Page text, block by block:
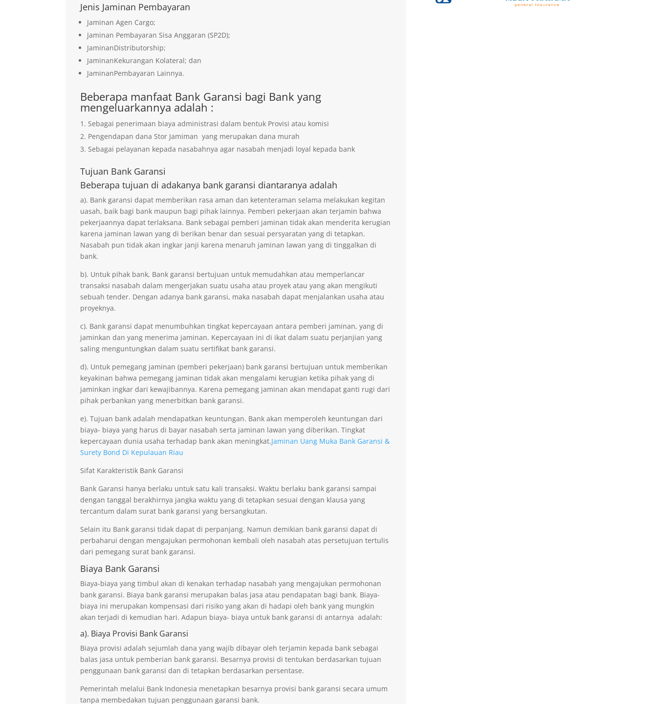
Jenis Jaminan Pembayaran
Jaminan Agen Cargo;
Jaminan Pembayaran Sisa Anggaran (SP2D);
JaminanDistributorship;
JaminanKekurangan Kolateral; dan
JaminanPembayaran Lainnya.
Beberapa manfaat Bank Garansi bagi Bank yang
mengeluarkannya adalah :
Sebagai penerimaan biaya administrasi dalam bentuk Provisi atau komisi
Pengendapan dana Stor Jamiman yang merupakan dana murah
Sebagai pelayanan kepada nasabahnya agar nasabah menjadi loyal kepada bank
Tujuan Bank Garansi
Beberapa tujuan di adakanya bank garansi diantaranya adalah
a). Bank garansi dapat memberikan rasa aman dan ketenteraman selama melakukan kegitan
uasah, baik bagi bank maupun bagi pihak lainnya. Pemberi pekerjaan akan terjamin bahwa
pekerjaannya dapat terlaksana. Bank sebagai pemberi jaminan tidak akan menderita kerugian
karena jaminan lawan yang di berikan benar dan sesuai persyaratan yang di tetapkan.
Nasabah pun tidak akan ingkar janji karena menaruh jaminan lawan yang di tinggalkan di
bank.
b). Untuk pihak bank, Bank garansi bertujuan untuk memudahkan atau memperlancar
transaksi nasabah dalam mengerjakan suatu usaha atau proyek atau yang akan mengikuti
sebuah tender. Dengan adanya bank garansi, maka nasabah dapat menjalankan usaha atau
proyeknya.
c). Bank garansi dapat menumbuhkan tingkat kepercayaan antara pemberi jaminan, yang di
jaminkan dan yang menerima jaminan. Kepercayaan ini di ikat dalam suatu perjanjian yang
saling menguntungkan dalam suatu sertifikat bank garansi.
d). Untuk pemegang jaminan (pemberi pekerjaan) bank garansi bertujuan untuk memberikan
keyakinan bahwa pemegang jaminan tidak akan mengalami kerugian ketika pihak yang di
jaminkan ingkar dari kewajibannya. Karena pemegang jaminan akan mendapat ganti rugi dari
pihak perbankan yang menerbitkan bank garansi.
e). Tujuan bank adalah mendapatkan keuntungan. Bank akan memperoleh keuntungan dari
biaya- biaya yang harus di bayar nasabah serta jaminan lawan yang diberikan. Tingkat
kepercayaan dunia usaha terhadap bank akan meningkat.Jaminan Uang Muka Bank Garansi &
Surety Bond Di Kepulauan Riau
Sifat Karakteristik Bank Garansi
Bank Garansi hanya berlaku untuk satu kali transaksi. Waktu berlaku bank garansi sampai
dengan tanggal berakhirnya jangka waktu yang di tetapkan sesuai dengan klausa yang
tercantum dalam surat bank garansi yang bersangkutan.
Selain itu Bank garansi tidak dapat di perpanjang. Namun demikian bank garansi dapat di
perbaharui dengan mengajukan permohonan kembali oleh nasabah atas persetujuan tertulis
dari pemegang surat bank garansi.
Biaya Bank Garansi
Biaya-biaya yang timbul akan di kenakan terhadap nasabah yang mengajukan permohonan
bank garansi. Biaya bank garansi merupakan balas jasa atau pendapatan bagi bank. Biaya-
biaya ini merupakan kompensasi dari risiko yang akan di hadapi oleh bank yang mungkin
akan terjadi di kemudian hari. Adapun biaya- biaya untuk bank garansi di antarnya adalah:
a). Biaya Provisi Bank Garansi
Biaya provisi adalah sejumlah dana yang wajib dibayar oleh terjamin kepada bank sebagai
balas jasa untuk pemberian bank garansi. Besarnya provisi di tentukan berdasarkan tujuan
penggunaan bank garansi dan di tetapkan berdasarkan persentase.
Pemerintah melalui Bank Indonesia menetapkan besarnya provisi bank garansi secara umum
tanpa membedakan tujuan penggunaan garansi bank.